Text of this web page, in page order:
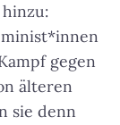
gegen
älteren
sie denn